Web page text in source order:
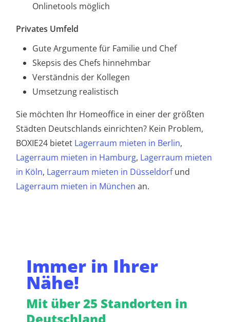
Onlinetools möglich
Privates Umfeld
Gute Argumente für Familie und Chef
Skepsis des Chefs hinnehmbar
Verständnis der Kollegen
Umsetzung realistisch
Sie möchten Ihr Homeoffice in einer der größten
Städten Deutschlands einrichten? Kein Problem,
BOXIE24 bietet Lagerraum mieten in Berlin,
Lagerraum mieten in Hamburg, Lagerraum mieten
in Köln, Lagerraum mieten in Düsseldorfund
Lagerraum mieten in München an.
Immer in Ihrer
Nähe!
Mit über 25 Standorten in